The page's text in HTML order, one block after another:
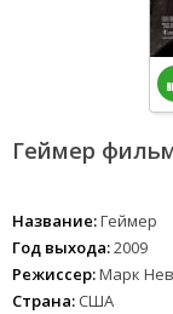
Геймер
Название:Геймер
Год выхода:2009
Режиссер:Марк
Страна: США